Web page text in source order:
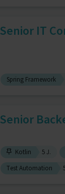
Senior IT
Spring Framework
Senior
Kotlin 5 J.
Test Automation